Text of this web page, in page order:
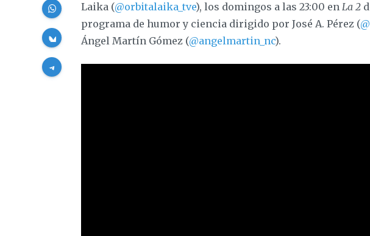
Laika (@orbitalaika_tve), los domingos a las 23:00 enLa 2
programa de humor y ciencia dirigido por José A. Pérez (
Ángel Martín Gómez (@angelmartin_nc).